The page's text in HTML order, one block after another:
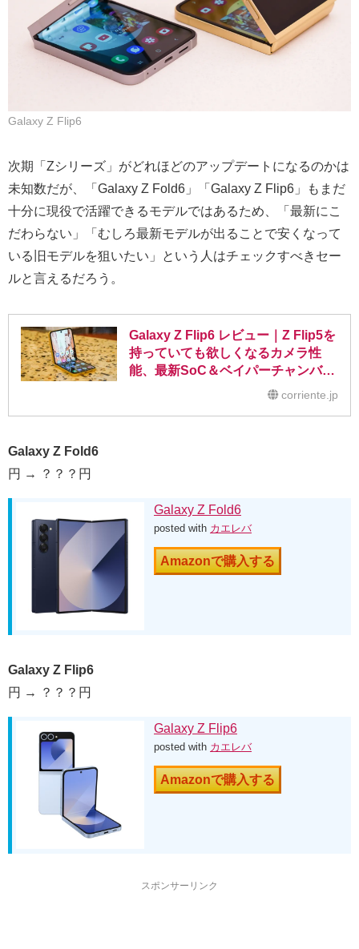
Galaxy Z Flip6
次期「Zシリーズ」がどれほどのアップデートになるのかは
未知数だが、「Galaxy Z Fold6」「Galaxy Z Flip6」もまだ
十分に現役で活躍できるモデルではあるため、「最新にこ
だわらない」「むしろ最新モデルが出ることで安くなって
いる旧モデルを狙いたい」という人はチェックすべきセー
ルと言えるだろう。
Galaxy Z Flip6 レビュー｜Z Flip5を
持っていても欲しくなるカメラ性
能、最新SoC＆ベイパーチャンバー
でゲームプレイもオススメ corriente.jp
Galaxy Z Fold6
円 → ？？？円
Galaxy Z Fold6
posted with カエレバ
Amazonで購入する
Galaxy Z Flip6
円 → ？？？円
Galaxy Z Flip6
posted with カエレバ
Amazonで購入する
スポンサーリンク